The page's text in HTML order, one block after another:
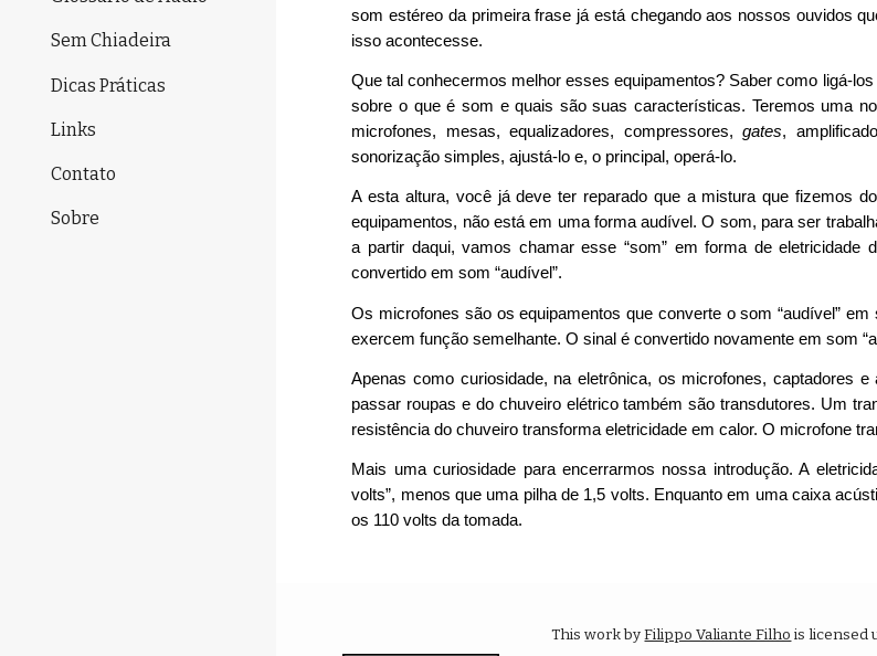
Sem Chiadeira
Dicas Práticas
Links
Contato
Sobre
som estéreo da primeira frase já está chegando aos nossos ouvidos
isso acontecesse.
Que tal conhecermos melhor esses equipamentos? Saber como ligá-
sobre o que é som e quais são suas características. Teremos uma
microfones, mesas, equalizadores, compressores,gates,
sonorização simples, ajustá-lo e, o principal, operá-lo.
A esta altura, você já deve ter reparado que a mistura que fizemos
equipamentos, não está em uma forma audível. O som, para ser
a partir daqui, vamos chamar esse “som” em forma de
convertido em som “audível”.
Os microfones são os equipamentos que converte o som “audível”
exercem função semelhante. O sinal é convertido novamente em som
Apenas como curiosidade, na eletrônica, os microfones, captadores
passar roupas e do chuveiro elétrico também são transdutores. Um
resistência do chuveiro transforma eletricidade em calor. O microfone
Mais uma curiosidade para encerrarmos nossa introdução. A
volts”, menos que uma pilha de 1,5 volts. Enquanto em uma caixa
os 110 volts da tomada.
This work by Filippo Valiante Filho is licensed